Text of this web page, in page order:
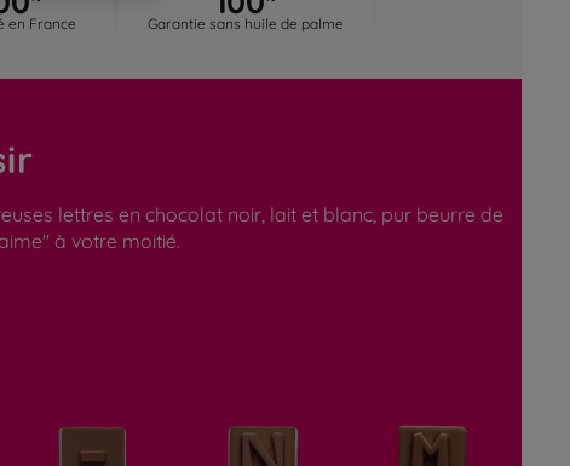
en France Garantie sans huile de palme
lettres en chocolat noir, lait et blanc, pur beurre de
à votre moitié.